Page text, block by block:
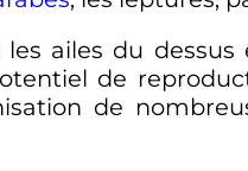
ailes du
de
de